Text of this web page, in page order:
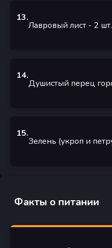
13.
Лавровый лист - 2 шт.
14.
Душистый перец
15.
Зелень (укроп и
Факты о питании